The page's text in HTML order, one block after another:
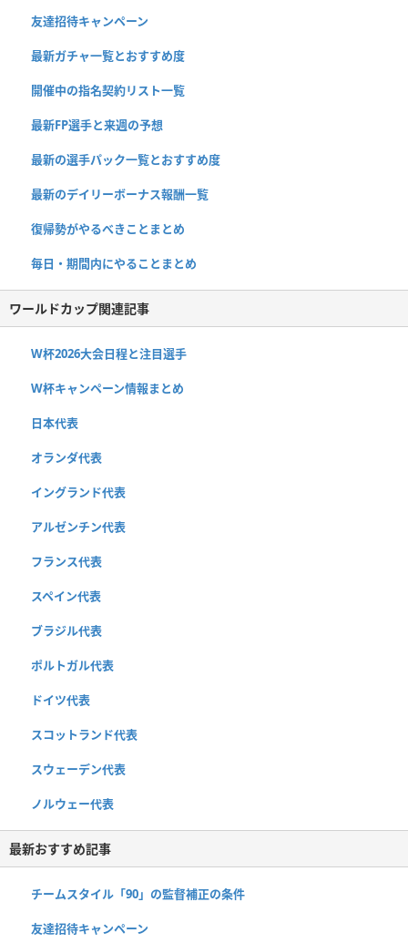
友達招待キャンペーン
最新ガチャ一覧とおすすめ度
開催中の指名契約リスト一覧
最新FP選手と来週の予想
最新の選手パック一覧とおすすめ度
最新のデイリーボーナス報酬一覧
復帰勢がやるべきことまとめ
毎日・期間内にやることまとめ
ワールドカップ関連記事
W杯2026大会日程と注目選手
W杯キャンペーン情報まとめ
日本代表
オランダ代表
イングランド代表
アルゼンチン代表
フランス代表
スペイン代表
ブラジル代表
ポルトガル代表
ドイツ代表
スコットランド代表
スウェーデン代表
ノルウェー代表
最新おすすめ記事
チームスタイル「90」の監督補正の条件
友達招待キャンペーン